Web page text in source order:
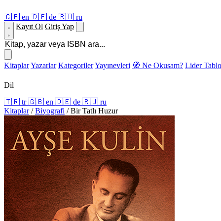
🇬🇧 en 🇩🇪 de 🇷🇺 ru
Kayıt Ol Giriş Yap
KitaplarYazarlar KategorilerYayınevleri 🧭 Ne Okusam? Lider
Dil
🇹🇷 tr 🇬🇧 en 🇩🇪 de 🇷🇺 ru
Kitaplar / Biyografi / Bir Tatlı Huzur